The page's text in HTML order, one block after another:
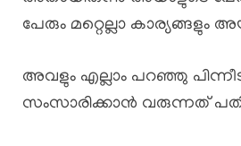
പേരും മറ്റെല്ലാ കാര്യങ്ങളും
അവളും എല്ലാം പറഞ്ഞു
സംസാരിക്കാൻ വരുന്നത്